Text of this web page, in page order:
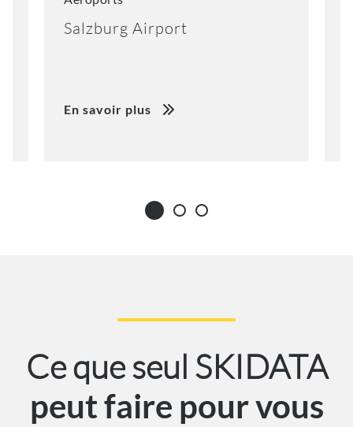
Salzburg Airport
En savoir plus
Ce que seul SKIDATA
peut faire pour vous